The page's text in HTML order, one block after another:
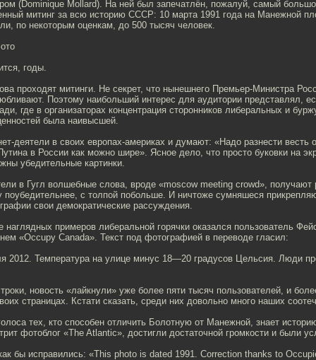
(Dominique Mollard). На ней был запечатлён, пожалуй, самый
митинг за всю историю СССР: 10 марта 1991 года на Манежной
по некоторым оценкам, до 500 тысяч человек.
годы.
проходят митинги. Не секрет, что нынешнего Премьер-Министра
Поэтому наибольший интерес для аудитории представлял,
где в организаторах концентрация сторонников либеральных и
была наивысшей.
деятели в своих европах-америках и думают: «Надо разнести весть
в России как можно шире». Ясное дело, что просто буковки на
убедительные картинки.
в Гугл волшебные слова, вроде «moscow meeting crowd», получают
поубедительнее, с толпой побольше. И ничтоже сумняшеся
свои демократические рассуждения.
примеров либеральной горячки оказался пользователь
«Occupy Canada». Текст под фотографией в переводе гласил:
2012. Температура на улице минус 18—20 градусов Цельсия. Люди
новость «лайкнули» уже более пяти тысяч пользователей, и
страницах. Кстати сказать, среди них довольно много наших
тех, кто способен отличить Болотную от Манежной, знает
фотоблог «The Atlantic», достигли достаточной громкости и были
бы исправились: «This photo is dated 1991. Correction thanks to